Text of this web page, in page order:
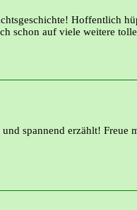
Hoffentlich
schon auf viele weitere
spannend erzählt! Freue